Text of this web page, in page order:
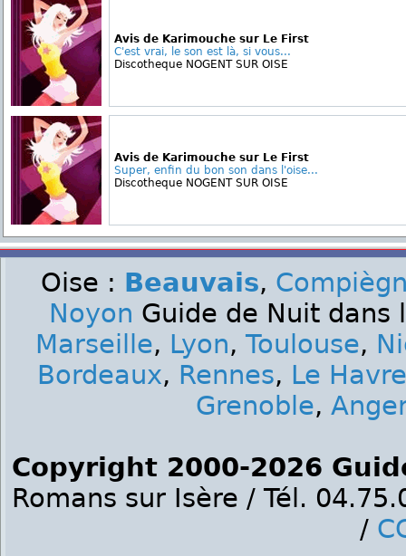
Avis de Karimouche sur Le First
C'est vrai, le son est là, si vous...
Discotheque NOGENT SUR OISE
Avis de Karimouche sur Le First
Super, enfin du bon son dans l'oise...
Discotheque NOGENT SUR OISE
Oise : Beauvais,
Noyon Guide de Nuit dans
Marseille, Lyon, Toulouse,
Bordeaux, Rennes, Le Havre
Grenoble,
Copyright 2000-2026
Romans sur Isère / Tél.
/